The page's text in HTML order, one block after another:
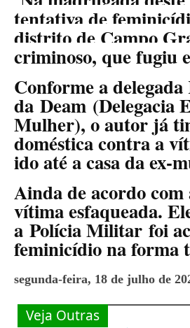
tentativa de
distrito de Campo
criminoso, que fugiu
Conforme a
da Deam (Delegacia
Mulher), o autor já
doméstica contra a
ido até a casa da ex-
Ainda de acordo
vítima esfaqueada.
a Polícia Militar foi
feminicídio na forma
segunda-feira, 18 de julho de
Veja Outras